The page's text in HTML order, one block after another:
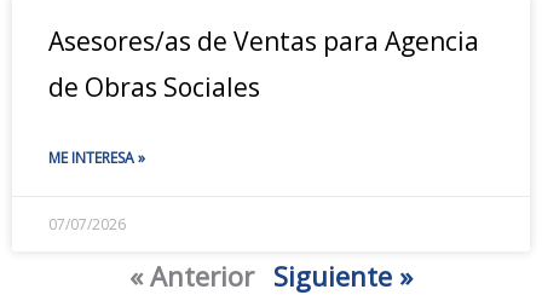
Asesores/as de Ventas para Agencia
de Obras Sociales
ME INTERESA »
07/07/2026
« Anterior Siguiente »